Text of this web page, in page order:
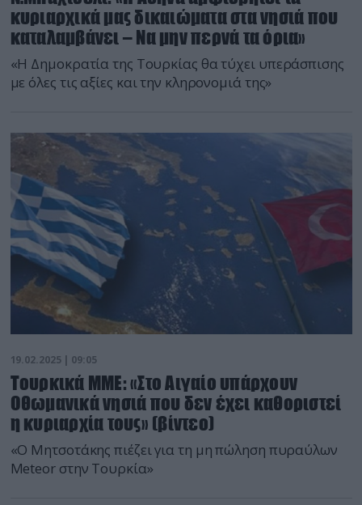
κυριαρχικά μας δικαιώματα στα νησιά που
καταλαμβάνει – Να μην περνά τα όρια»
«Η Δημοκρατία της Τουρκίας θα τύχει υπεράσπισης
με όλες τις αξίες και την κληρονομιά της»
19.02.2025 | 09:05
Τουρκικά ΜΜΕ: «Στο Αιγαίο υπάρχουν
Οθωμανικά νησιά που δεν έχει καθοριστεί
η κυριαρχία τους» (βίντεο)
«Ο Μητσοτάκης πιέζει για τη μη πώληση πυραύλων
Meteor στην Τουρκία»